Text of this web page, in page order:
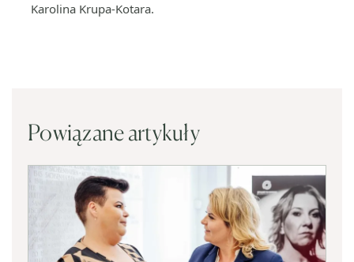
Karolina Krupa-Kotara.
Powiązane artykuły